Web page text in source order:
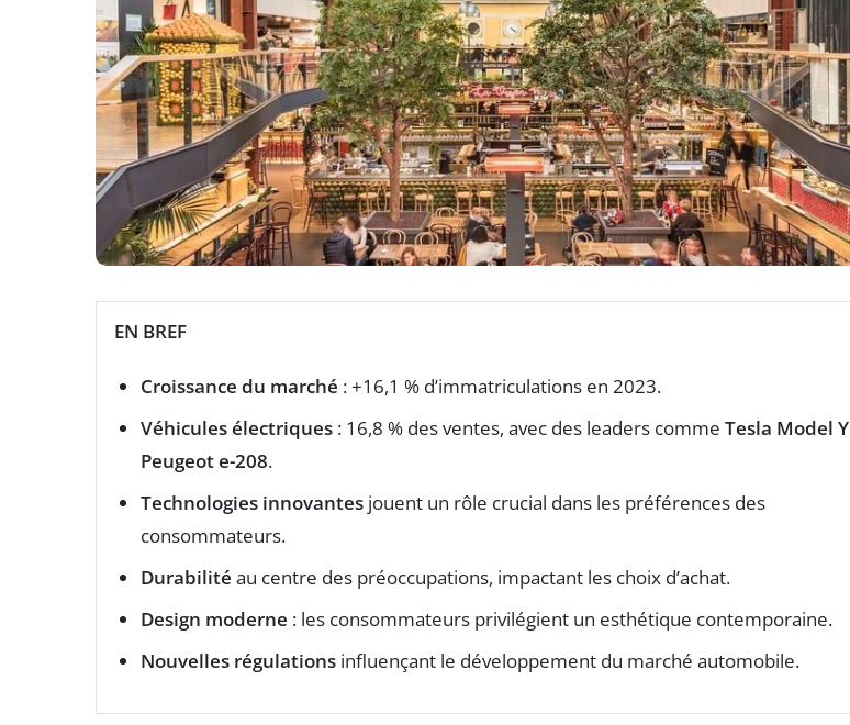
EN BREF
Croissance du marché : +16,1 % d’immatriculations en 2023.
Véhicules électriques : 16,8 % des ventes, avec des leaders comme Tesla Model Y
Peugeot e-208.
Technologies innovantes jouent un rôle crucial dans les préférences des
consommateurs.
Durabilité au centre des préoccupations, impactant les choix d’achat.
Design moderne : les consommateurs privilégient un esthétique contemporaine.
Nouvelles régulations influençant le développement du marché automobile.